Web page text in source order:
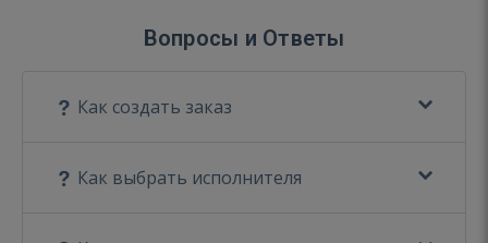
Вопросы и Ответы
Как создать заказ
Как выбрать исполнителя